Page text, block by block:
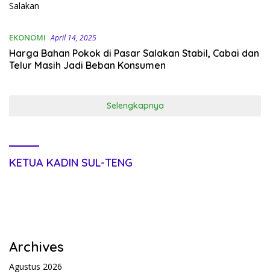
EKONOMI April 14, 2025
Harga Bahan Pokok di Pasar Salakan Stabil, Cabai dan
Telur Masih Jadi Beban Konsumen
Selengkapnya
KETUA KADIN SUL-TENG
Archives
Agustus 2026